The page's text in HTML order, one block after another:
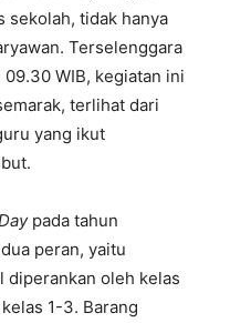
sekolah, tidak hanya
Terselenggara
WIB, kegiatan ini
terlihat dari
yang ikut
pada tahun
peran, yaitu
diperankan oleh kelas
1-3. Barang